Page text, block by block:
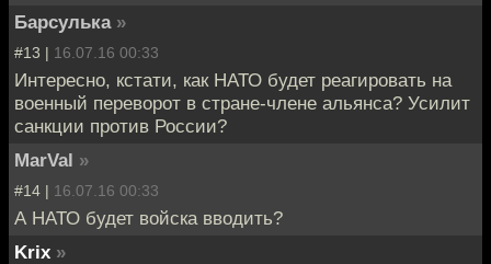
Барсулька »
#13 | 16.07.16 00:33
Интересно, кстати, как НАТО будет реагировать на
военный переворот в стране-члене альянса? Усилит
санкции против России?
MarVal »
#14 | 16.07.16 00:33
А НАТО будет войска вводить?
Krix »